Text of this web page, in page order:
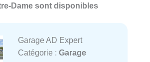
Dame sont disponibles
Garage AD Expert
Catégorie : Garage